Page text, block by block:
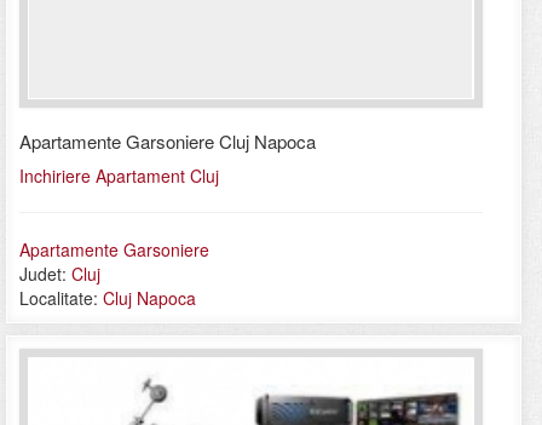
Apartamente Garsoniere Cluj Napoca
Inchiriere Apartament Cluj
Apartamente Garsoniere
Judet: Cluj
Localitate: Cluj Napoca